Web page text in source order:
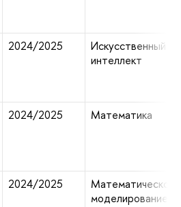
2024/2025
Искусственный
интеллект
2024/2025 Математика
2024/2025
Математическое
моделирование